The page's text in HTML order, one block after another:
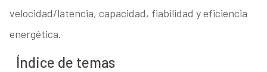
velocidad/latencia, capacidad, fiabilidad y eficiencia
energética.
Índice de temas